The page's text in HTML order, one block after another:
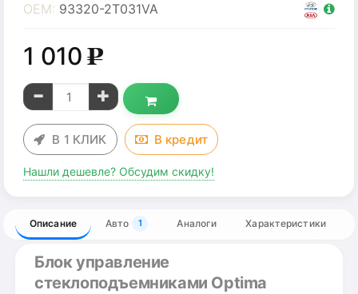
OEM: 93320-2T031VA
1 010g
В 1 КЛИК В кредит
Нашли дешевле? Обсудим скидку!
Описание Авто 1 Аналоги Характеристики
Блок управление
стеклоподъемниками Optima